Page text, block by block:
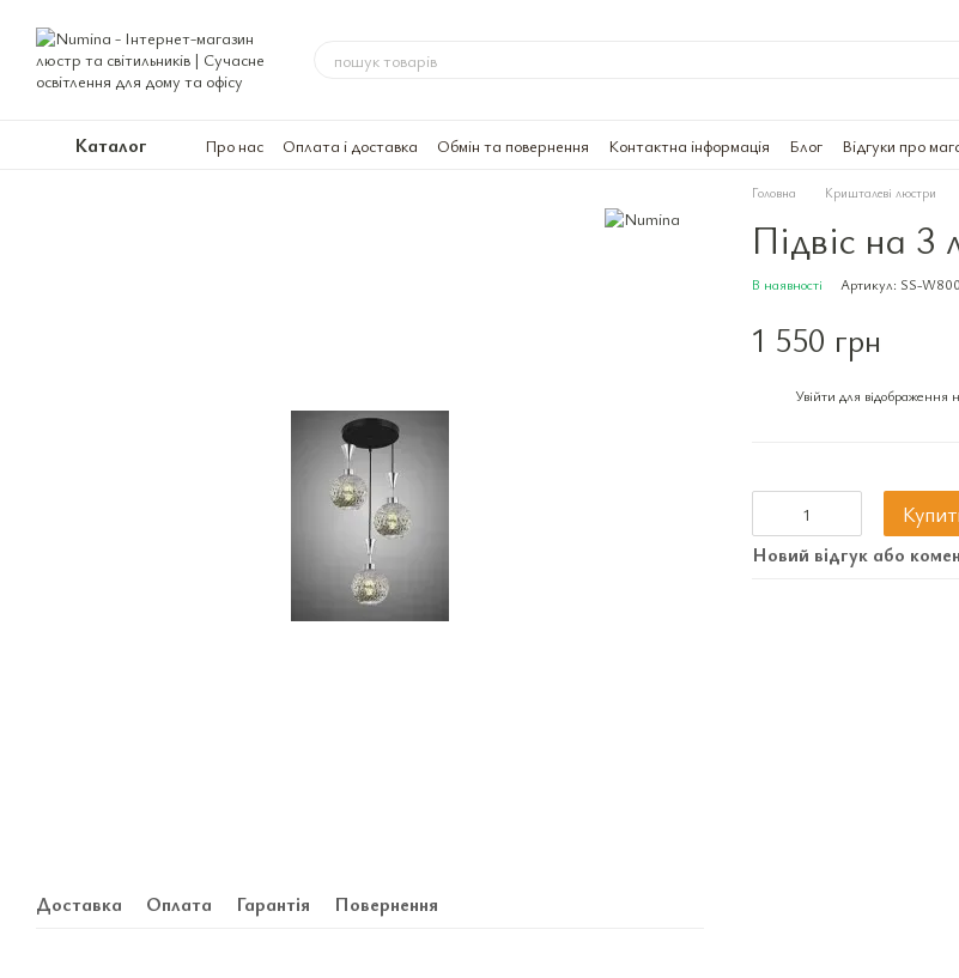
Каталог Про нас Оплата і доставка Обмін та повернення Контактна інформація Блог Відгуки про
Доставка Оплата Гарантія Повернення
Головна Кришталеві люстри
Підвіс на
В наявності Артикул: SS-
1 550 грн
Увійти для відображення
Новий відгук або